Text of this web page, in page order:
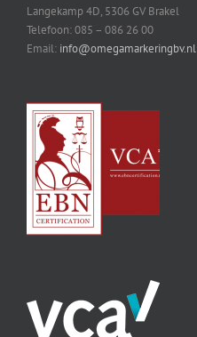
Langekamp 4D, 5306 GV Brakel
Telefoon: 085 – 086 26 00
Email: info@omegamarkeringbv.nl